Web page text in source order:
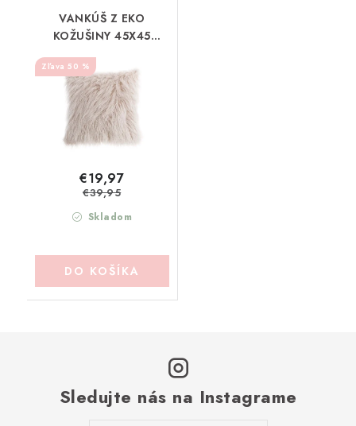
VANKÚŠ Z EKO
KOŽUŠINY 45X45
BLANC MARICLO
(A38692)
50 %
Skladom
€19,97
€39,95
DO KOŠÍKA
Sledujte nás na Instagrame